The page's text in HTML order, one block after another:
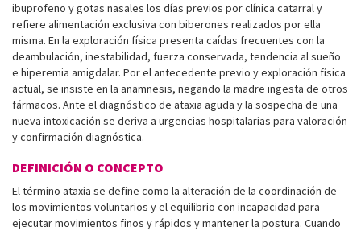
ibuprofeno y gotas nasales los días previos por clínica catarral y
refiere alimentación exclusiva con biberones realizados por ella
misma. En la exploración física presenta caídas frecuentes con la
deambulación, inestabilidad, fuerza conservada, tendencia al sueño
e hiperemia amigdalar. Por el antecedente previo y exploración física
actual, se insiste en la anamnesis, negando la madre ingesta de otros
fármacos. Ante el diagnóstico de ataxia aguda y la sospecha de una
nueva intoxicación se deriva a urgencias hospitalarias para valoración
y confirmación diagnóstica.
DEFINICIÓN O CONCEPTO
El término ataxia se define como la alteración de la coordinación de
los movimientos voluntarios y el equilibrio con incapacidad para
ejecutar movimientos finos y rápidos y mantener la postura. Cuando